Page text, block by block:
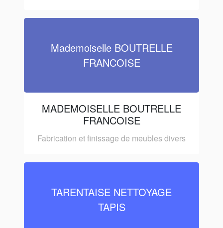
Mademoiselle BOUTRELLE
FRANCOISE
MADEMOISELLE BOUTRELLE
FRANCOISE
Fabrication et finissage de meubles divers
TARENTAISE NETTOYAGE
TAPIS